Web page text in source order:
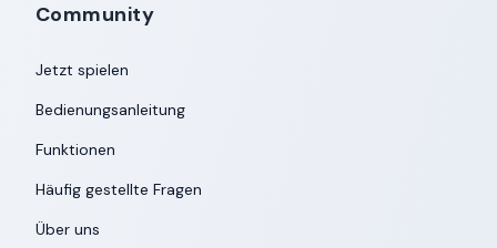
Community
Jetzt spielen
Bedienungsanleitung
Funktionen
Häufig gestellte Fragen
Über uns